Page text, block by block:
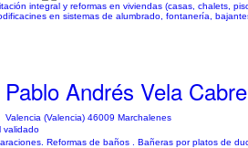
integral y reformas en viviendas (casas, chalets,
en sistemas de alumbrado, fontanería,
Pablo Andrés Vela
Valencia (Valencia) 46009 Marchalenes
validado
Reformas de baños . Bañeras por platos de